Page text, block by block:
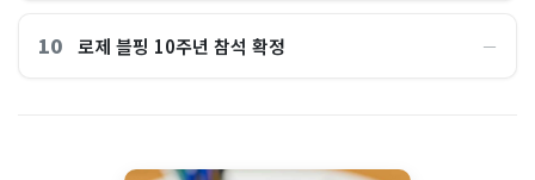
10 로제 블핑 10주년 참석 확정 ―